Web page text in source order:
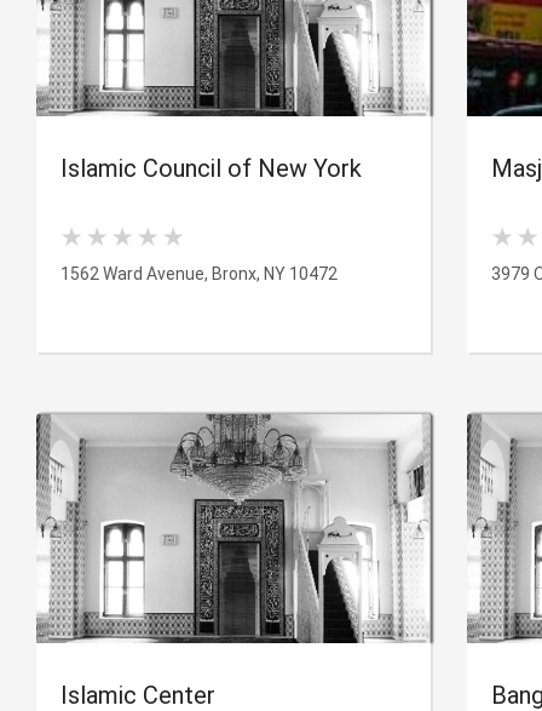
Islamic Council of New York
1562 Ward Avenue, Bronx, NY 10472 3979
Islamic Center